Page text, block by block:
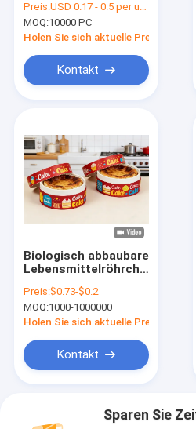
Verpackenüberwurfmutter
glas-EOE stapelbar
Preis:USD 0.17 - 0.5 per unit
MOQ:10000 PC
Holen Sie sich aktuelle Preis
Kontakt
Biologisch abbaubare
Käsekuchen Kraft
High Temperature
Backpapierbehälter
Preis:$0.73-$0.2
MOQ:1000-1000000
Holen Sie sich aktuelle Preis
Kontakt
Sparen Sie